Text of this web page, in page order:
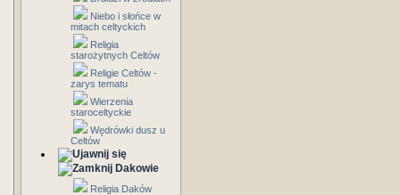
Niebo i słońce w
mitach celtyckich
Religia
starożytnych Celtów
Religie Celtów -
zarys tematu
Wierzenia
staroceltyckie
Wędrówki dusz u
Celtów
Dakowie
Religia Daków